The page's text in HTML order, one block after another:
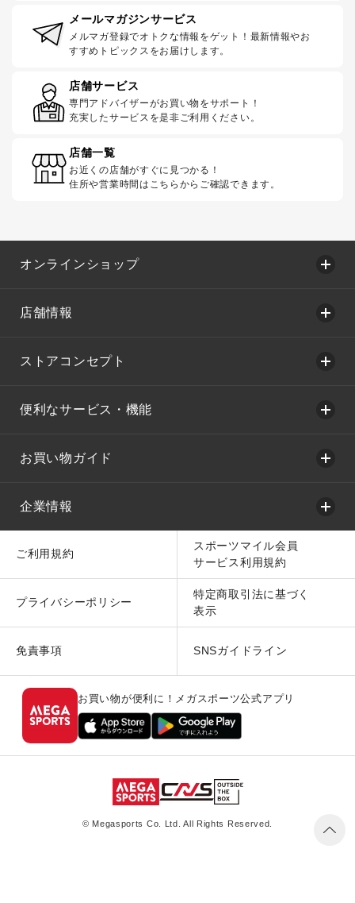
メールマガジンサービス
メルマガ登録でオトクな情報をゲット！最新情報やお
すすめトピックスをお届けします。
店舗サービス
専門アドバイザーがお買い物をサポート！
充実したサービスを是非ご利用ください。
店舗一覧
お近くの店舗がすぐに見つかる！
住所や営業時間はこちらからご確認できます。
オンラインショップ
店舗情報
ストアコンセプト
便利なサービス・機能
お買い物ガイド
企業情報
ご利用規約
スポーツマイル会員
サービス利用規約
プライバシーポリシー
特定商取引法に基づく
表示
免責事項 SNSガイドライン
お買い物が便利に！メガスポーツ公式アプリ
© Megasports Co. Ltd. All Rights Reserved.